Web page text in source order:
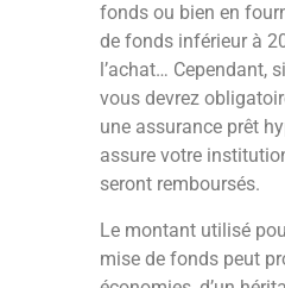
fonds ou bien en
de fonds inférieur à
l’achat… Cependant,
vous devrez
une assurance prêt
assure votre
seront remboursés.
Le montant utilisé
mise de fonds peut